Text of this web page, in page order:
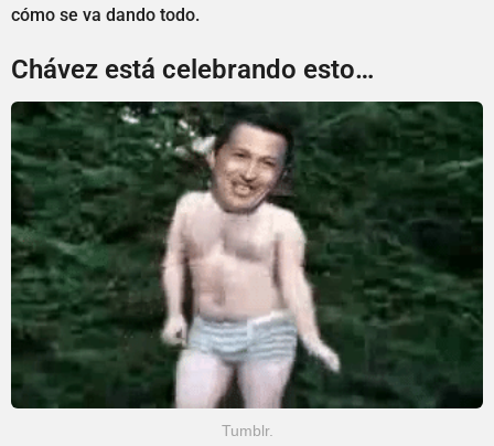
cómo se va dando todo.
Chávez está celebrando esto…
Tumblr.